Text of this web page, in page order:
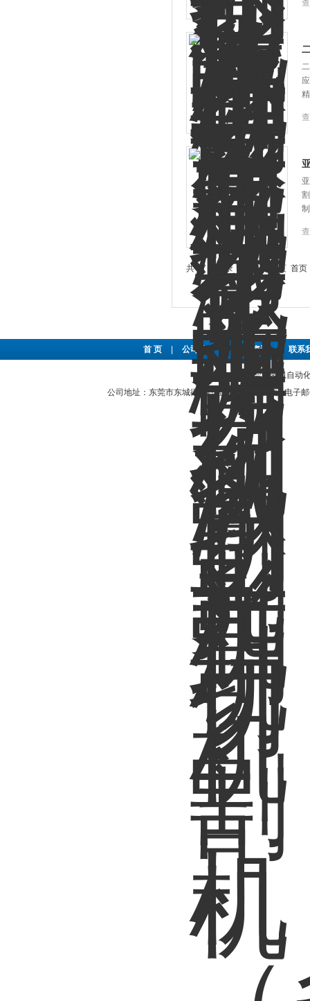
共 27 条记录，当前 1 / 3 页 首
首 页 公司简介 新闻资讯 | 联系
东莞市豪恩自动
公司地址：东莞市东城街道红宝路4号安泰大厦 电子